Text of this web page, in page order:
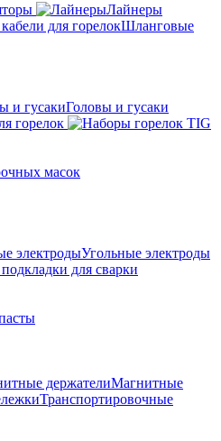
Лайнеры
Шланговые
Головы и гусаки
горелок
масок
Угольные электроды
для сварки
Магнитные
Транспортировочные